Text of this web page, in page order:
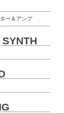
ー＆アンプ